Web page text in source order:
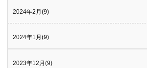
2024年2月(9)
2024年1月(9)
2023年12月(9)